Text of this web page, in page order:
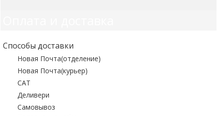
Способы доставки
Новая Почта(отделение)
Новая Почта(курьер)
САТ
Деливери
Самовывоз